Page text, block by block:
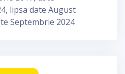
lipsa date August
Septembrie 2024